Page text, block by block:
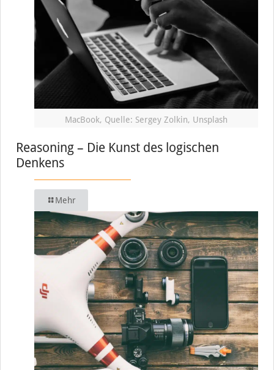
MacBook, Quelle: Sergey Zolkin, Unsplash
Reasoning – Die Kunst des logischen
Denkens
Mehr